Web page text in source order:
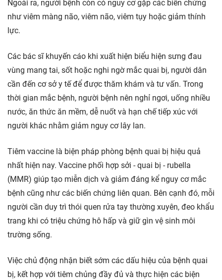
Ngoài ra, người bệnh còn có nguy cơ gặp các biến chứng
như viêm màng não, viêm não, viêm tụy hoặc giảm thính
lực.
Các bác sĩ khuyến cáo khi xuất hiện biểu hiện sưng đau
vùng mang tai, sốt hoặc nghi ngờ mắc quai bị, người dân
cần đến cơ sở y tế để được thăm khám và tư vấn. Trong
thời gian mắc bệnh, người bệnh nên nghỉ ngơi, uống nhiều
nước, ăn thức ăn mềm, dễ nuốt và hạn chế tiếp xúc với
người khác nhằm giảm nguy cơ lây lan.
Tiêm vaccine là biện pháp phòng bệnh quai bị hiệu quả
nhất hiện nay. Vaccine phối hợp sởi - quai bị - rubella
(MMR) giúp tạo miễn dịch và giảm đáng kể nguy cơ mắc
bệnh cũng như các biến chứng liên quan. Bên cạnh đó, mỗi
người cần duy trì thói quen rửa tay thường xuyên, đeo khẩu
trang khi có triệu chứng hô hấp và giữ gìn vệ sinh môi
trường sống.
Việc chủ động nhận biết sớm các dấu hiệu của bệnh quai
bị, kết hợp với tiêm chủng đầy đủ và thực hiện các biện